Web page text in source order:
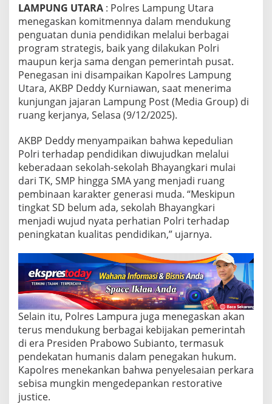
k
u
a
F
o
n
d
s
i
e
n
d
i
d
i
k
a
:
e
s
t
o
r
a
t
v
e
J
u
LAMPUNG UTARA : Polres Lampung Utara
menegaskan komitmennya dalam mendukung
penguatan dunia pendidikan melalui berbagai
program strategis, baik yang dilakukan Polri
maupun kerja sama dengan pemerintah pusat.
Penegasan ini disampaikan Kapolres Lampung
Utara, AKBP Deddy Kurniawan, saat menerima
kunjungan jajaran Lampung Post (Media Group) di
ruang kerjanya, Selasa (9/12/2025).
AKBP Deddy menyampaikan bahwa kepedulian
Polri terhadap pendidikan diwujudkan melalui
keberadaan sekolah-sekolah Bhayangkari mulai
dari TK, SMP hingga SMA yang menjadi ruang
pembinaan karakter generasi muda. “Meskipun
tingkat SD belum ada, sekolah Bhayangkari
menjadi wujud nyata perhatian Polri terhadap
peningkatan kualitas pendidikan,” ujarnya.
Selain itu, Polres Lampura juga menegaskan akan
terus mendukung berbagai kebijakan pemerintah
di era Presiden Prabowo Subianto, termasuk
pendekatan humanis dalam penegakan hukum.
Kapolres menekankan bahwa penyelesaian perkara
sebisa mungkin mengedepankan restorative
justice.